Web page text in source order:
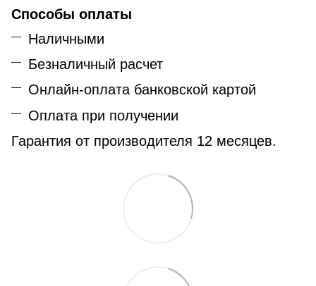
Способы оплаты
Наличными
Безналичный расчет
Онлайн-оплата банковской картой
Оплата при получении
Гарантия от производителя 12 месяцев.